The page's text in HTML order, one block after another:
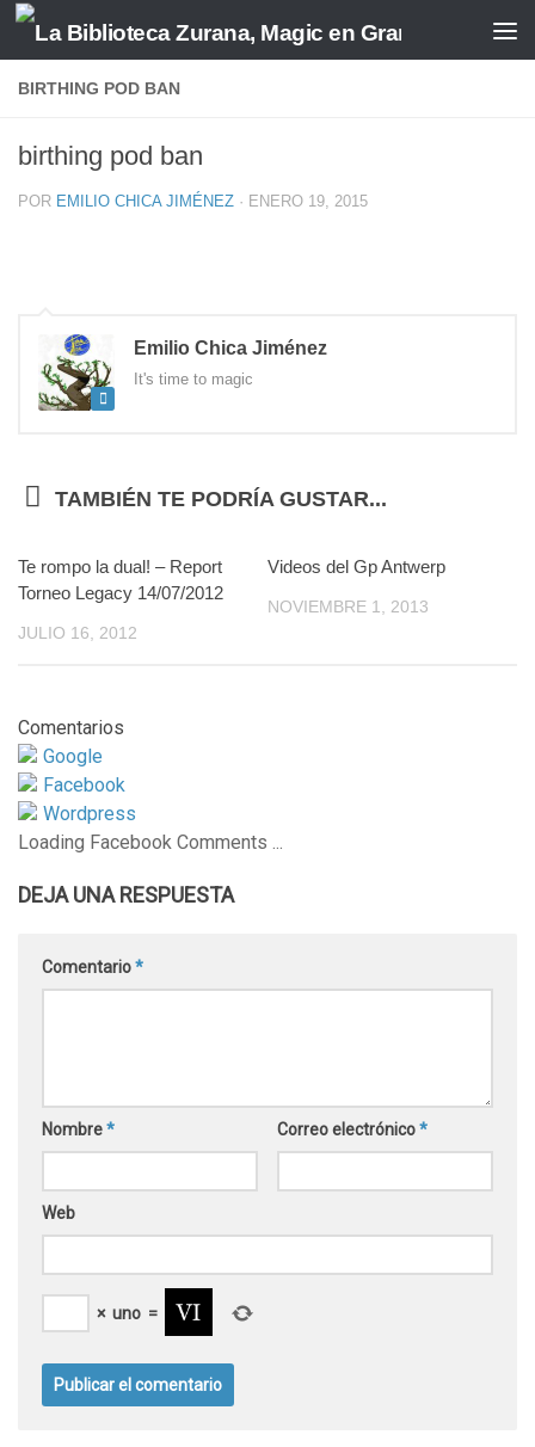
Saltar al contenido
BIRTHING POD BAN
birthing pod ban
POR EMILIO CHICA JIMÉNEZ · ENERO 19, 2015
Emilio Chica Jiménez
It's time to magic
TAMBIÉN TE PODRÍA GUSTAR...
Te rompo la dual! – Report
Torneo Legacy 14/07/2012
JULIO 16, 2012
Videos del Gp Antwerp
NOVIEMBRE 1, 2013
Comentarios
Google
Facebook
Wordpress
Loading Facebook Comments ...
DEJA UNA RESPUESTA
Comentario*
Nombre* Correo electrónico*
Web
× uno =